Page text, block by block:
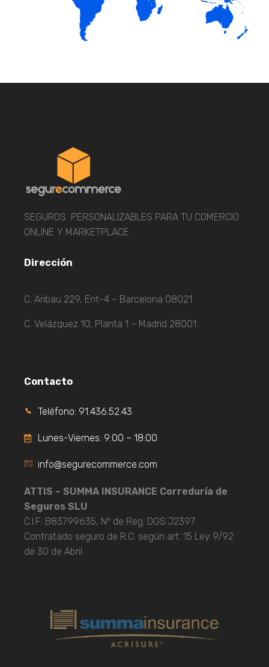
SEGUROS PERSONALIZABLES PARA TU COMERCIO
ONLINE Y MARKETPLACE
Dirección
C. Aribau 229, Ent-4 – Barcelona 08021
C. Velázquez 10, Planta 1 – Madrid 28001
Contacto
Teléfono: 91.436.52.43
Lunes-Viernes: 9:00 – 18:00
info@segurecommerce.com
ATTIS – SUMMA INSURANCE Correduría de
Seguros SLU
C.I.F: B83799635, Nº de Reg. DGS J2397.
Contratado seguro de R.C. según art. 15 Ley 9/92
de 30 de Abril.